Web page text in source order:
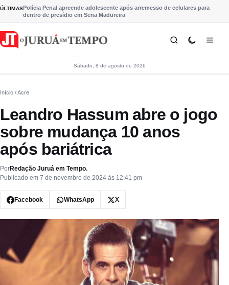
Pular para o conteúdo
ÚLTIMASPolícia Penal apreende adolescente após arremesso de celulares para
dentro de presídio em Sena Madureira
Sábado, 8 de agosto de 2026
Início / Acre
Leandro Hassum abre o jogo
sobre mudança 10 anos
após bariátrica
PorRedação Juruá em Tempo.
Publicado em 7 de novembro de 2024 às 12:41 pm
Facebook WhatsApp X